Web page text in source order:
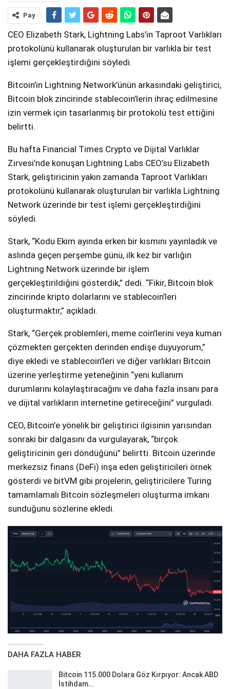
Pay
CEO Elizabeth Stark, Lightning Labs’in Taproot Varlıkları
protokolünü kullanarak oluşturulan bir varlıkla bir test
işlemi gerçekleştirdiğini söyledi.
Bitcoin’in Lightning Network’ünün arkasındaki geliştirici,
Bitcoin blok zincirinde stablecoin’lerin ihraç edilmesine
izin vermek için tasarlanmış bir protokolü test ettiğini
belirtti.
Bu hafta Financial Times Crypto ve Dijital Varlıklar
Zirvesi’nde konuşan Lightning Labs CEO’su Elizabeth
Stark, geliştiricinin yakın zamanda Taproot Varlıkları
protokolünü kullanarak oluşturulan bir varlıkla Lightning
Network üzerinde bir test işlemi gerçekleştirdiğini
söyledi.
Stark, “Kodu Ekim ayında erken bir kısmını yayınladık ve
aslında geçen perşembe günü, ilk kez bir varlığın
Lightning Network üzerinde bir işlem
gerçekleştirildiğini gösterdik,” dedi. “Fikir, Bitcoin blok
zincirinde kripto dolarlarını ve stablecoin’leri
oluşturmaktır,” açıkladı.
Stark, “Gerçek problemleri, meme coin’lerini veya kumarı
çözmekten gerçekten derinden endişe duyuyorum,”
diye ekledi ve stablecoin’leri ve diğer varlıkları Bitcoin
üzerine yerleştirme yeteneğinin “yeni kullanım
durumlarını kolaylaştıracağını ve daha fazla insanı para
ve dijital varlıkların internetine getireceğini” vurguladı.
CEO, Bitcoin’e yönelik bir geliştirici ilgisinin yarısından
sonraki bir dalgasını da vurgulayarak, “birçok
geliştiricinin geri döndüğünü” belirtti. Bitcoin üzerinde
merkezsiz finans (DeFi) inşa eden geliştiricileri örnek
gösterdi ve bitVM gibi projelerin, geliştiricilere Turing
tamamlamalı Bitcoin sözleşmeleri oluşturma imkanı
sunduğunu sözlerine ekledi.
DAHA FAZLA HABER
Bitcoin 115.000 Dolara Göz Kırpıyor: Ancak ABD
İstihdam…